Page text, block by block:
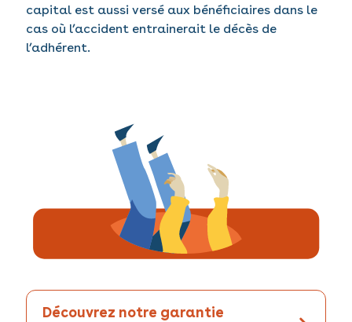
capital est aussi versé aux bénéficiaires dans le
cas où l’accident entrainerait le décès de
l’adhérent.
Découvrez notre garantie